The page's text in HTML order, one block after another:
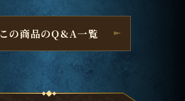
この商品のQ&A一覧